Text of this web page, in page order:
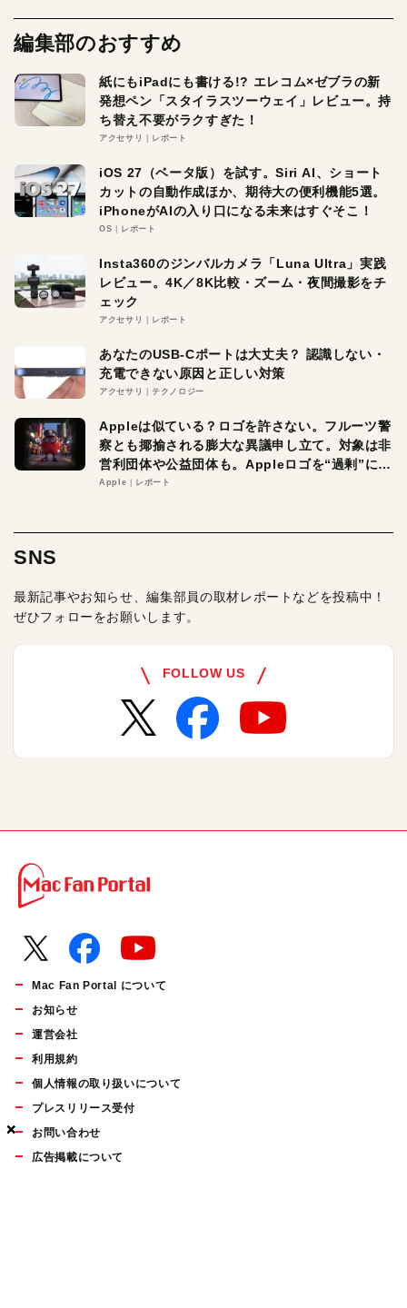
×
×
×
編集部のおすすめ
紙にもiPadにも書ける!? エレコム×ゼブラの新
発想ペン「スタイラスツーウェイ」レビュー。持
ち替え不要がラクすぎた！
アクセサリ レポート
iOS 27（ベータ版）を試す。Siri AI、ショート
カットの自動作成ほか、期待大の便利機能5選。
iPhoneがAIの入り口になる未来はすぐそこ！
OS レポート
Insta360のジンバルカメラ「Luna Ultra」実践
レビュー。4K／8K比較・ズーム・夜間撮影をチ
ェック
アクセサリ レポート
あなたのUSB-Cポートは大丈夫？ 認識しない・
充電できない原因と正しい対策
アクセサリ テクノロジー
Appleは似ている？ロゴを許さない。フルーツ警
察とも揶揄される膨大な異議申し立て。対象は非
営利団体や公益団体も。Appleロゴを“過剰”に守
る理由とは
Apple レポート
SNS
最新記事やお知らせ、編集部員の取材レポートなどを投稿中！
ぜひフォローをお願いします。
FOLLOW US
Mac Fan Portal について
お知らせ
運営会社
利用規約
個人情報の取り扱いについて
プレスリリース受付
お問い合わせ
広告掲載について